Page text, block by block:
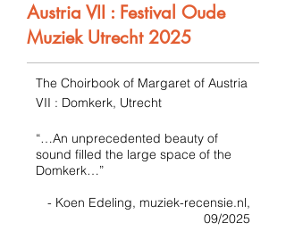
Austria VII : Festival Oude
Muziek Utrecht 2025
The Choirbook of Margaret of Austria
VII : Domkerk, Utrecht
“…An unprecedented beauty of
sound filled the large space of the
Domkerk…”
- Koen Edeling, muziek-recensie.nl,
09/2025